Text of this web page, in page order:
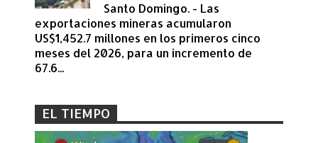
Santo Domingo. - Las
exportaciones mineras acumularon
US$1,452.7 millones en los primeros cinco
meses del 2026, para un incremento de
67.6...
EL TIEMPO